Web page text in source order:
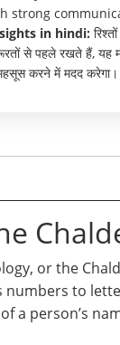
strong
in hindi:
से पहले रखते हैं, यह
करने में मदद करेगा।
or the
numbers to
a person’s